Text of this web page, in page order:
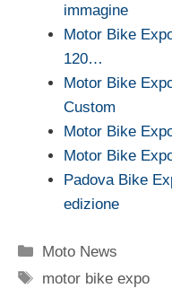
immagine
Motor Bike
120…
Motor Bike
Custom
Motor Bike
Motor Bike
Padova Bike
edizione
Categorie
Moto News
Tag
motor bike expo